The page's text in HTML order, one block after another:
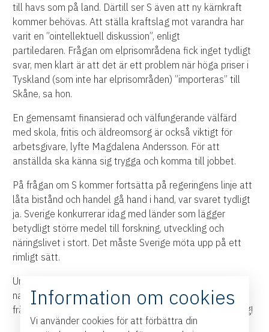
till havs som på land. Därtill ser S även att ny kärnkraft
kommer behövas. Att ställa kraftslag mot varandra har
varit en ”ointellektuell diskussion”, enligt
partiledaren. Frågan om elprisområdena fick inget tydligt
svar, men klart är att det är ett problem när höga priser i
Tyskland (som inte har elprisområden) ”importeras” till
Skåne, sa hon.
En gemensamt finansierad och välfungerande välfärd
med skola, fritis och äldreomsorg är också viktigt för
arbetsgivare, lyfte Magdalena Andersson. För att
anställda ska känna sig trygga och komma till jobbet.
På frågan om S kommer fortsätta på regeringens linje att
låta bistånd och handel gå hand i hand, var svaret tydligt
ja. Sverige konkurrerar idag med länder som lägger
betydligt större medel till forskning, utveckling och
näringslivet i stort. Det måste Sverige möta upp på ett
rimligt sätt.
Under våren kommer Handelskammaren gästas av fler
namntunga politiker och anordna samtal inom viktiga
frågor för östsvenska företag. Valrörelsen 2026 är igång!
Information om cookies
Vi använder cookies för att förbättra din